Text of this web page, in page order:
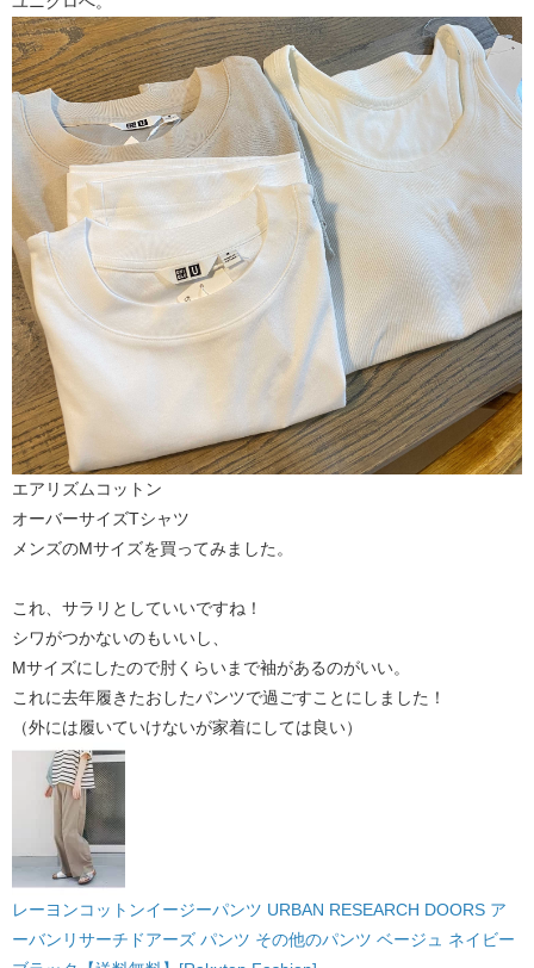
エアリズムコットン
オーバーサイズTシャツ
メンズのMサイズを買ってみました。
これ、サラリとしていいですね！
シワがつかないのもいいし、
Mサイズにしたので肘くらいまで袖があるのがいい。
これに去年履きたおしたパンツで過ごすことにしました！
（外には履いていけないが家着にしては良い）
レーヨンコットンイージーパンツ URBAN RESEARCH DOORS ア
ーバンリサーチドアーズ パンツ その他のパンツ ベージュ ネイビー